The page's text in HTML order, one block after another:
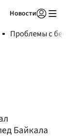
Новости
Проблемы с
Байкала